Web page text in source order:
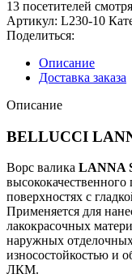
STANDARD
Валик
малярный
для
краски
полиамида
мм,
бюгель
мм)
13 посетителей
Артикул: L230-10
Поделиться:
Описание
Доставка заказа
Описание
BELLUCCI
Ворс валика LANNA
поверхностях с
Применяется для
лакокрасочных
наружных
износостойкостью и
ЛКМ.